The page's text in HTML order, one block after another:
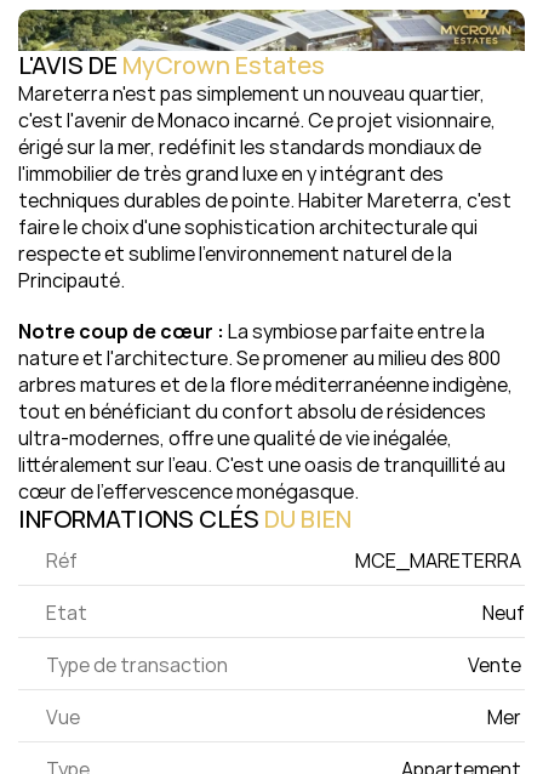
L'AVIS DE MyCrown Estates
Mareterra n'est pas simplement un nouveau quartier,
c'est l'avenir de Monaco incarné. Ce projet visionnaire,
érigé sur la mer, redéfinit les standards mondiaux de
l'immobilier de très grand luxe en y intégrant des
techniques durables de pointe. Habiter Mareterra, c'est
faire le choix d'une sophistication architecturale qui
respecte et sublime l'environnement naturel de la
Principauté.
Notre coup de cœur : La symbiose parfaite entre la
nature et l'architecture. Se promener au milieu des 800
arbres matures et de la flore méditerranéenne indigène,
tout en bénéficiant du confort absolu de résidences
ultra-modernes, offre une qualité de vie inégalée,
littéralement sur l'eau. C'est une oasis de tranquillité au
cœur de l'effervescence monégasque.
INFORMATIONS CLÉS DU BIEN
Réf
MCE_MARETERRA
Etat
Neuf
Type de transaction
Vente
Vue
Mer
Type
Appartement